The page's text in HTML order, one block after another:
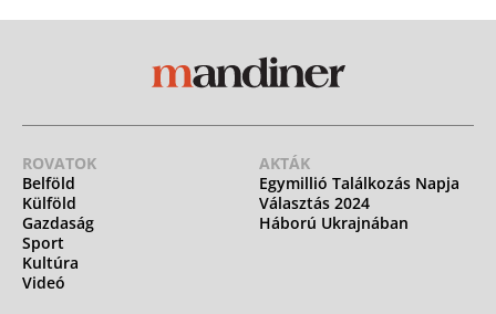
ROVATOK
Belföld
Külföld
Gazdaság
Sport
Kultúra
Videó
AKTÁK
Egymillió Találkozás Napja
Választás 2024
Háború Ukrajnában